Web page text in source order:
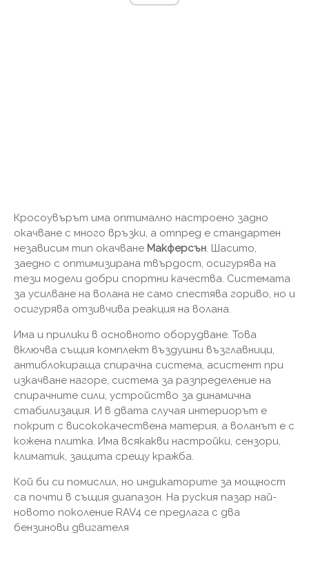
Кросоувърът има оптимално настроено задно
окачване с много връзки, а отпред е стандартен
независим тип окачване Макферсън. Шасито,
заедно с оптимизирана твърдост, осигурява на
тези модели добри спортни качества. Системата
за усилване на волана не само спестява гориво, но и
осигурява отзивчива реакция на волана.
Има и прилики в основното оборудване. Това
включва същия комплект въздушни възглавници,
антиблокираща спирачна система, асистент при
изкачване нагоре, система за разпределение на
спирачните сили, устройство за динамична
стабилизация. И в двата случая интериорът е
покрит с висококачествена материя, а воланът е с
кожена плитка. Има всякакви настройки, сензори,
климатик, защита срещу кражба.
Кой би си помислил, но индикаторите за мощност
са почти в същия диапазон. На руския пазар най-
новото поколение RAV4 се ​​предлага с два
бензинови двигателя